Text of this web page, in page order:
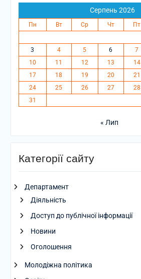
Серпень 2026
Пн Вт Ср Чт Пт
3
4 5 6 7
10
11 12 13 14
17
18 19 20 21
24
25 26 27 28
31
« Лип
Категорії сайту
Департамент
Діяльність
Доступ до публічної інформації
Новини
Оголошення
Молодіжна політика